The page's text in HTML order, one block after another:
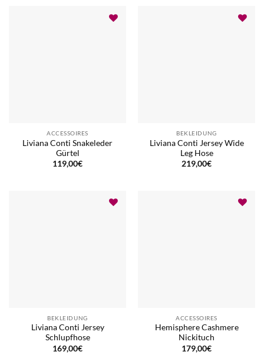
ACCESSOIRES
Liviana Conti Snakeleder
Gürtel
119,00€
BEKLEIDUNG
Liviana Conti Jersey Wide
Leg Hose
219,00€
BEKLEIDUNG
Liviana Conti Jersey
Schlupfhose
169,00€
ACCESSOIRES
Hemisphere Cashmere
Nickituch
179,00€